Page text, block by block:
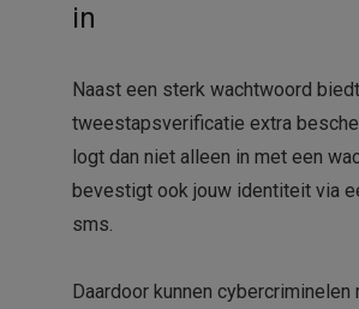
in
Naast een sterk wachtwoord biedt
tweestapsverificatie extra
logt dan niet alleen in met een
bevestigt ook jouw identiteit via
sms.
Daardoor kunnen cybercriminelen